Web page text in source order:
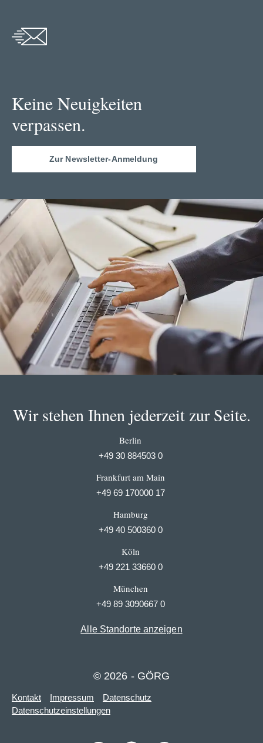
Keine Neuigkeiten
verpassen.
Zur Newsletter-Anmeldung
Wir stehen Ihnen jederzeit zur Seite.
Berlin
+49 30 884503 0
Frankfurt am Main
+49 69 170000 17
Hamburg
+49 40 500360 0
Köln
+49 221 33660 0
München
+49 89 3090667 0
Alle Standorte anzeigen
© 2026 - GÖRG
Kontakt Impressum
Datenschutz
Datenschutzeinstellungen